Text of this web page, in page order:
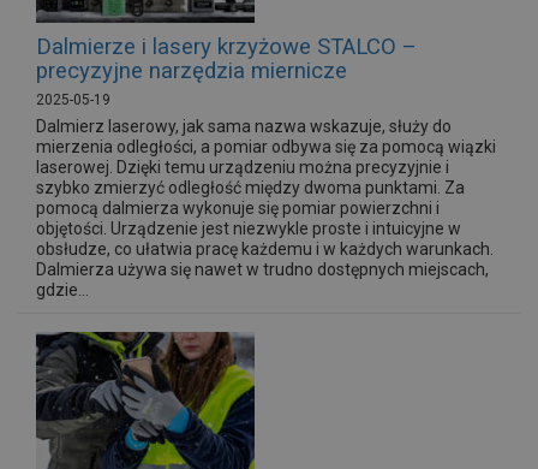
Dalmierze i lasery krzyżowe STALCO –
precyzyjne narzędzia miernicze
2025-05-19
Dalmierz laserowy, jak sama nazwa wskazuje, służy do
mierzenia odległości, a pomiar odbywa się za pomocą wiązki
laserowej. Dzięki temu urządzeniu można precyzyjnie i
szybko zmierzyć odległość między dwoma punktami. Za
pomocą dalmierza wykonuje się pomiar powierzchni i
objętości. Urządzenie jest niezwykle proste i intuicyjne w
obsłudze, co ułatwia pracę każdemu i w każdych warunkach.
Dalmierza używa się nawet w trudno dostępnych miejscach,
gdzie...